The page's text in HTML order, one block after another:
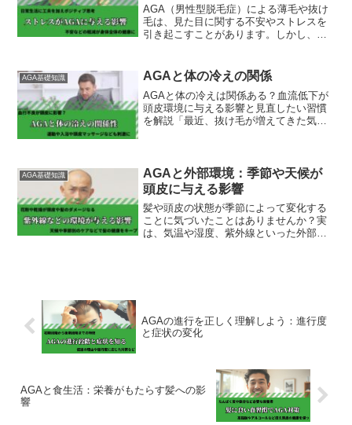
AGA（男性型脱毛症）による薄毛や抜け
毛は、見た目に関する不安やストレスを
引き起こすことがあります。しかし、ス
メンタルケアも対策の一環として重要で
す。本記事では、AG...
AGA基礎知識 AGAと体の冷えの関係
AGAと体の冷えは関係ある？血流低下が
頭皮環境に与える影響と見直したい習慣
を解説「最近、抜け毛が増えてきた気が
係があるのか気になっ...
AGA基礎知識
AGAと外部環境：季節や天候が
頭皮に与える影響
髪や頭皮の状態が季節によって変化する
ことに気づいたことはありませんか？実
は、気温や湿度、紫外線といった外部環
AGAの進行を正しく理解しよう：進行度
と症状の変化
AGAと食生活：栄養がもたらす髪への影
響